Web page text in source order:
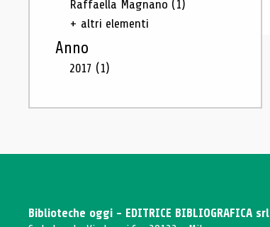
Raffaella Magnano (1)
+ altri elementi
Anno
2017 (1)
Biblioteche oggi - EDITRICE BIBLIOGRAFICA srl